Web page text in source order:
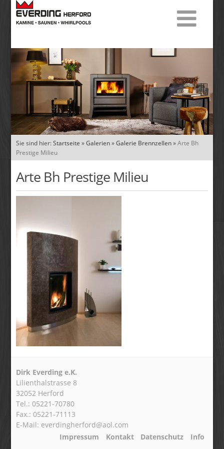
Sie sind hier:Startseite »Galerien»Galerie Brennzellen»Arte Bh
Prestige Milieu
Arte Bh Prestige Milieu
Dirk Everding e.K.
Lilienthalstrasse 8
32052 Herford
Tel.: 05221-70780
Fax.: 05221-71113
E-Mail: everdingherford@aol.com
Impressum
Kontakt Datenschutz Info